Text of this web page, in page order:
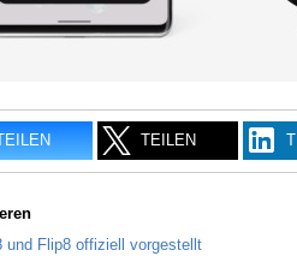
TEILEN
und Flip8 offiziell vorgestellt